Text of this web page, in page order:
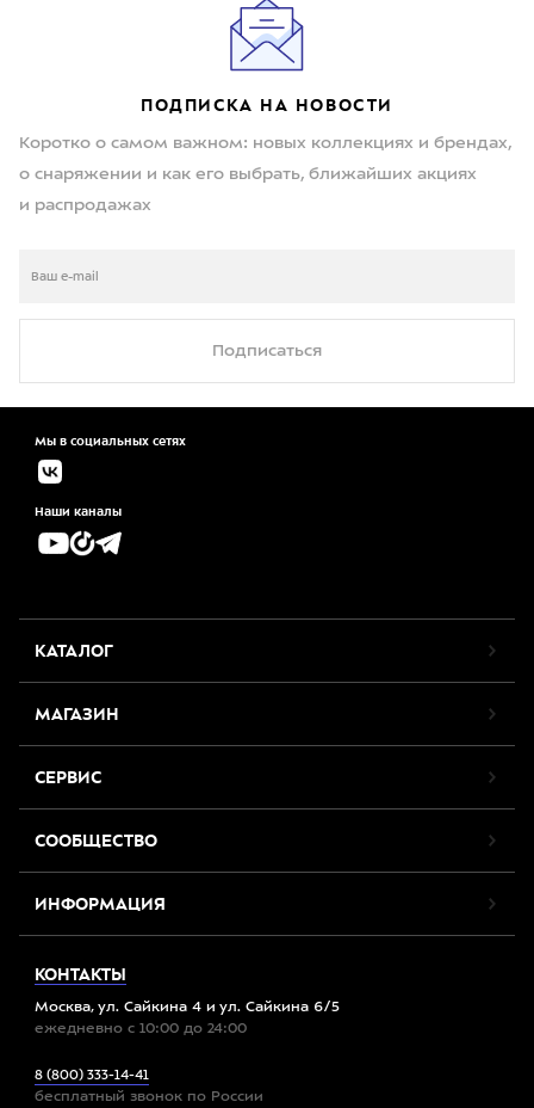
ПОДПИСКА НА НОВОСТИ
Коротко о самом важном: новых коллекциях и брендах,
о снаряжении и как его выбрать, ближайших акциях
и распродажах
Подписаться
Мы в социальных сетях
Наши каналы
КАТАЛОГ
МАГАЗИН
СЕРВИС
СООБЩЕСТВО
ИНФОРМАЦИЯ
КОНТАКТЫ
Москва, ул. Сайкина 4 и ул. Сайкина 6/5
ежедневно с 10:00 до 24:00
8 (800) 333-14-41
бесплатный звонок по России